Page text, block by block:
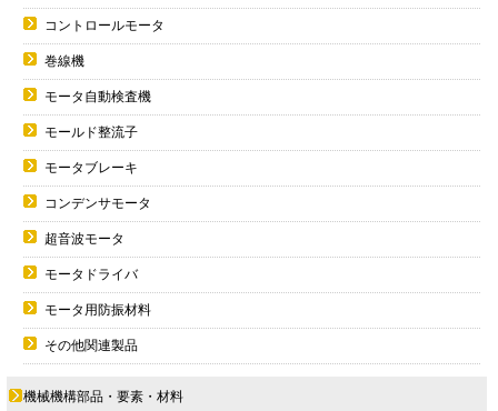
コントロールモータ
巻線機
モータ自動検査機
モールド整流子
モータブレーキ
コンデンサモータ
超音波モータ
モータドライバ
モータ用防振材料
その他関連製品
機械機構部品・要素・材料